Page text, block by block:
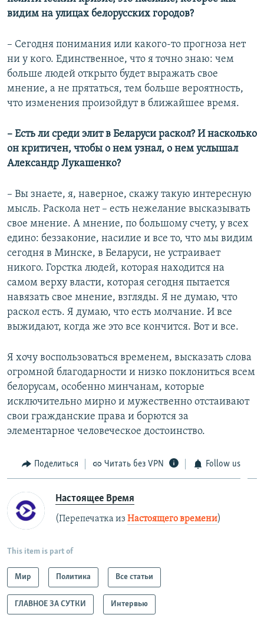
видим на улицах белорусских городов?
– Сегодня понимания или какого-то прогноза нет
ни у кого. Единственное, что я точно знаю: чем
больше людей открыто будет выражать свое
мнение, а не прятаться, тем больше вероятность,
что изменения произойдут в ближайшее время.
– Есть ли среди элит в Беларуси раскол? И насколько
он критичен, чтобы о нем узнал, о нем услышал
Александр Лукашенко?
– Вы знаете, я, наверное, скажу такую интересную
мысль. Раскола нет – есть нежелание высказывать
свое мнение. А мнение, по большому счету, у всех
едино: беззаконие, насилие и все то, что мы видим
сегодня в Минске, в Беларуси, не устраивает
никого. Горстка людей, которая находится на
самом верху власти, которая сегодня пытается
навязать свое мнение, взгляды. Я не думаю, что
раскол есть. Я думаю, что есть молчание. И все
выжидают, когда же это все кончится. Вот и все.
Я хочу воспользоваться временем, высказать слова
огромной благодарности и низко поклониться всем
белорусам, особенно минчанам, которые
исключительно мирно и мужественно отстаивают
свои гражданские права и борются за
элементарное человеческое достоинство.
Поделиться Читать без VPN Follow us
Настоящее Время
(Перепечатка из Настоящего времени)
This item is part of
Мир Политика Все статьи
ГЛАВНОЕ ЗА СУТКИ Интервью